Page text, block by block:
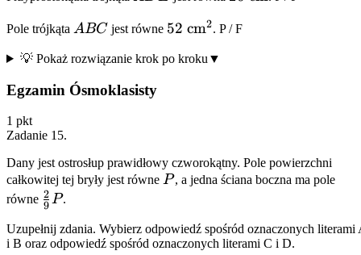
Pole trójkąta ABC
ABC jest równe 52\
52 cm2.P/F
💡 Pokaż rozwiązanie krok po kroku ▼
Egzamin Ósmoklasisty
1 pkt
Zadanie 15.
Dany jest ostrosłup prawidłowy czworokątny. Pole powierzchni
całkowitej tej bryły jest równe P
P, a jedna ściana boczna ma pole
równe \frac{2}
9
2P.
Uzupełnij zdania. Wybierz odpowiedź spośród oznaczonych literami
i B oraz odpowiedź spośród oznaczonych literami C i D.